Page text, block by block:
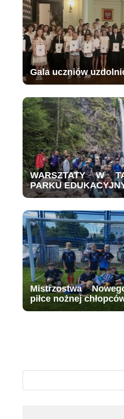
Gala uczniów
WARSZTATY W
PARKU
Mistrzostwa
piłce nożnej